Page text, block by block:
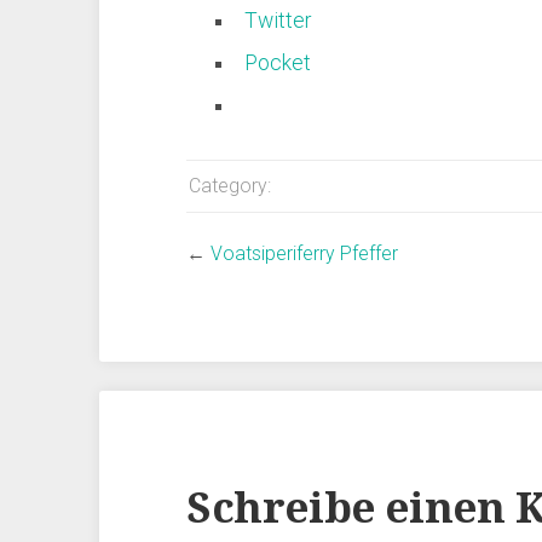
Twitter
Pocket
Category:
← Voatsiperiferry Pfeffer
Schreibe einen